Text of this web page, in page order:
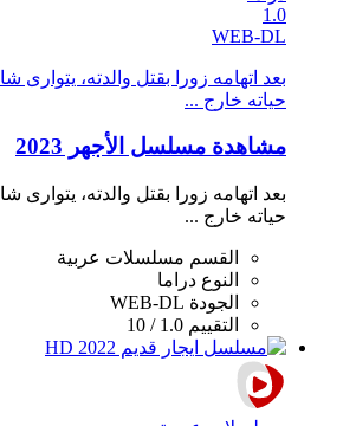
1.0
WEB-DL
بعد اتهامه زورا بقتل والدته،
حياته خارج ...
مشاهدة مسلسل الأجهر 2023
بعد اتهامه زورا بقتل والدته،
حياته خارج ...
القسم مسلسلات عربية
النوع دراما
الجودة WEB-DL
التقييم 1.0 / 10